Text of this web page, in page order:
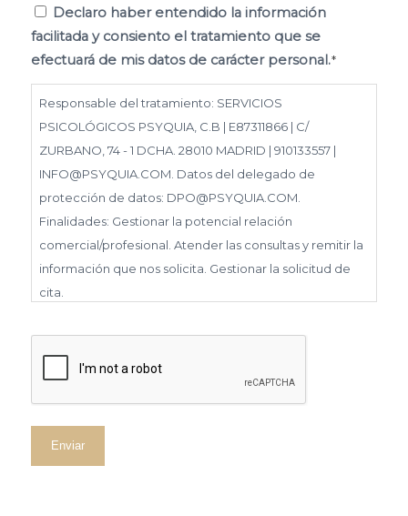
Consentimiento
*
Declaro haber entendido la información
facilitada y consiento el tratamiento que se
efectuará de mis datos de carácter personal.*
Responsable del tratamiento: SERVICIOS
PSICOLÓGICOS PSYQUIA, C.B | E87311866 | C/
ZURBANO, 74 - 1 DCHA. 28010 MADRID | 910133557 |
INFO@PSYQUIA.COM. Datos del delegado de
protección de datos: DPO@PSYQUIA.COM.
Finalidades: Gestionar la potencial relación
comercial/profesional. Atender las consultas y remitir la
información que nos solicita. Gestionar la solicitud de
cita.
los artículos 15 a 22 del RGPD, de acceso, rectificación,
supresión, portabilidad, limitación, oposición, así como
a no ser objeto de decisiones basadas únicamente en